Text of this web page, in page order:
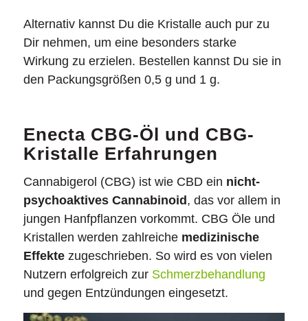
Alternativ kannst Du die Kristalle auch pur zu
Dir nehmen, um eine besonders starke
Wirkung zu erzielen. Bestellen kannst Du sie in
den Packungsgrößen 0,5 g und 1 g.
Enecta CBG-Öl und CBG-
Kristalle Erfahrungen
Cannabigerol (CBG) ist wie CBD ein nicht-
psychoaktives Cannabinoid , das vor allem in
jungen Hanfpflanzen vorkommt. CBG Öle und
Kristallen werden zahlreiche medizinische
Effekte zugeschrieben. So wird es von vielen
Nutzern erfolgreich zur Schmerzbehandlung
und gegen Entzündungen eingesetzt.